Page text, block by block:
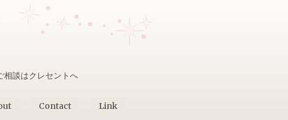
相談はクレセントへ
Contact Link